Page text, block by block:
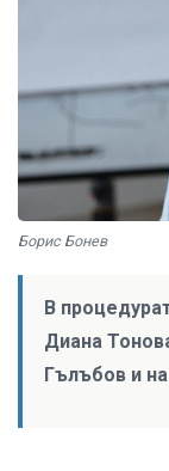
Борис Бонев
В
Диана
Гълъбов и